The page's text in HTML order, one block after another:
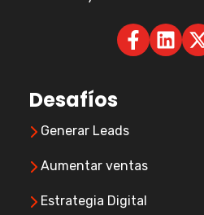
Desafíos
Generar Leads
Aumentar ventas
Estrategia Digital